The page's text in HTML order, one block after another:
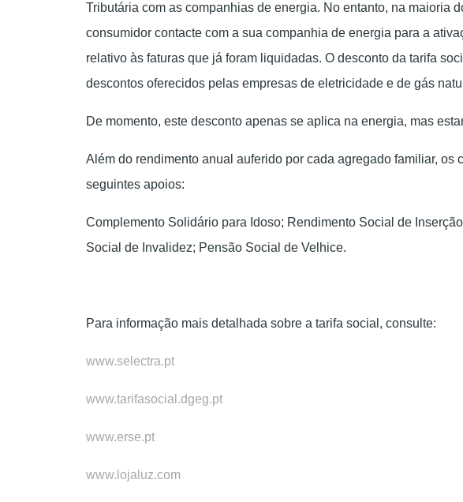
Tributária com as companhias de energia. No entanto, na maioria
consumidor contacte com a sua companhia de energia para a
relativo às faturas que já foram liquidadas. O desconto da tarifa
descontos oferecidos pelas empresas de eletricidade e de gás
De momento, este desconto apenas se aplica na energia, mas
Além do rendimento anual auferido por cada agregado familiar,
seguintes apoios:
Complemento Solidário para Idoso; Rendimento Social de
Social de Invalidez; Pensão Social de Velhice.
Para informação mais detalhada sobre a tarifa social, consulte:
www.selectra.pt
www.tarifasocial.dgeg.pt
www.erse.pt
www.lojaluz.com